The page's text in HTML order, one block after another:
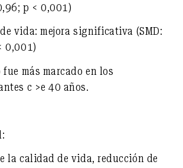
p < 0,001)
vida: mejora significativa (SMD:
0,001)
fue más marcado en los
c >e 40 años.
la calidad de vida, reducción de